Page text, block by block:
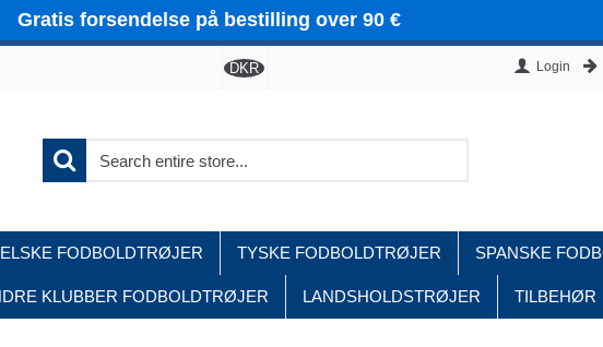
Gratis forsendelse på bestilling over 90 €
DKR Login
FODBOLDTRØJER TYSKE FODBOLDTRØJER SPANSKE
KLUBBER FODBOLDTRØJER LANDSHOLDSTRØJER TILBEHØR
Home Andre Klubber Fodboldtrøjer Feyenoord